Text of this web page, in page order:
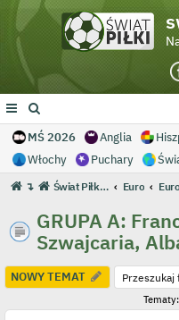
MŚ 2026 Anglia
Włochy
Puchary
↴ Świat Piłki - Największe forum piłki nożnej Euro
GRUPA A:
Szwajcaria,
NOWY TEMAT